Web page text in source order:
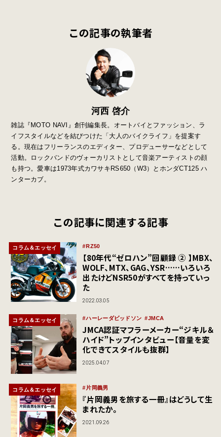
この記事の執筆者
河西 啓介
雑誌『MOTO NAVI』創刊編集長。オートバイとファッション、ラ
イフスタイルなどを結びつけた「大人のバイクライフ」を提案す
る。現在はフリーランスのエディター、プロデューサーなどとして
活動。ロックバンドのヴォーカリストとして音楽アーティストの顔
も持つ。愛車は1973年式カワサキRS650（W3）とホンダCT125 ハ
ンターカブ。
この記事に関連する記事
コラム＆エッセイ RZ50
【80年代“ゼロハン”回顧録 ② 】MBX、
WOLF、MTX、GAG、YSR……いろいろ
出たけどNSR50がすべてを持っていっ
た
2022.03.05
コラム＆エッセイ ハーレーダビッドソン JMCA
JMCA認証マフラーメーカー“ジキル＆
ハイド”トップインタビュー【音量を変
化できてスタイルも抜群】
2025.04.07
コラム＆エッセイ 片岡義男
『片岡義男を旅する一冊』はどうして生
まれたか。
2021.09.26